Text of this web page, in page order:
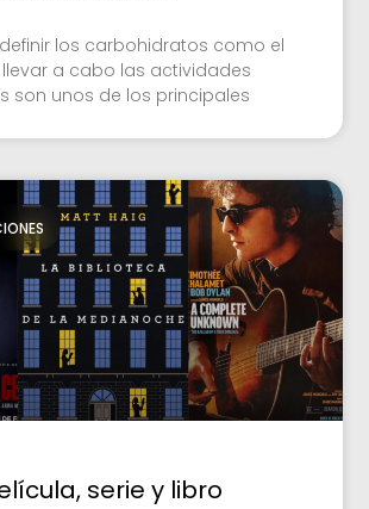
los carbohidratos como el
a cabo las actividades
son unos de los principales
serie y libro